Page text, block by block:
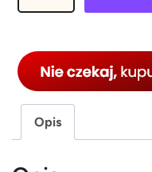
ć
M
Opis